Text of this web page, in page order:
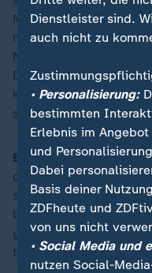
Management hat
machen, wie die
Nach Angaben des
Deutschland auf dem
könnten ihren
sind geplant.
Bruttoinlandsprodukt-
deutschen
stehen an. Sollte das
bereits im Frühjahr
größte Volkswirtschaft
technische Rezession
Dienstleister sind.
auch nicht zu
• Personalisierung:
bestimmten
Erlebnis im
und
Dabei
Basis deiner
ZDFheute und
von uns nicht
• Social Media und
nutzen Social-